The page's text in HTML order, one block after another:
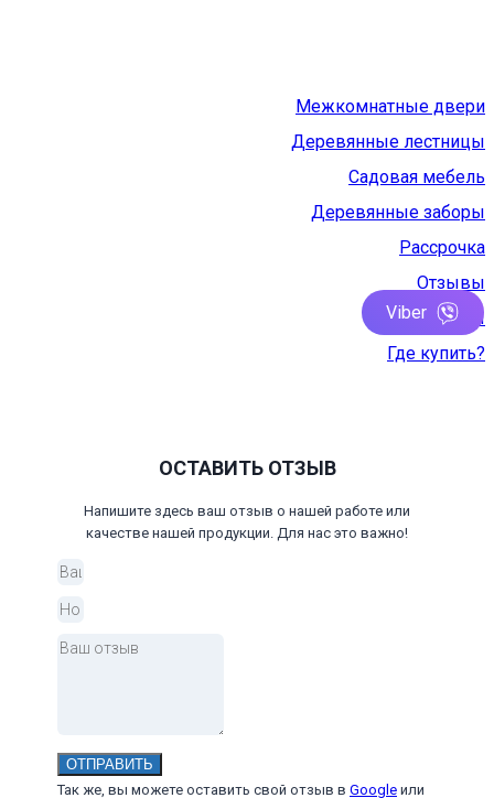
Viber
Межкомнатные двери
Деревянные лестницы
Садовая мебель
Деревянные заборы
Рассрочка
Отзывы
Контакты
Где купить?
ОСТАВИТЬ ОТЗЫВ
Напишите здесь ваш отзыв о нашей работе или
качестве нашей продукции. Для нас это важно!
ОТПРАВИТЬ
Так же, вы можете оставить свой отзыв в Google или